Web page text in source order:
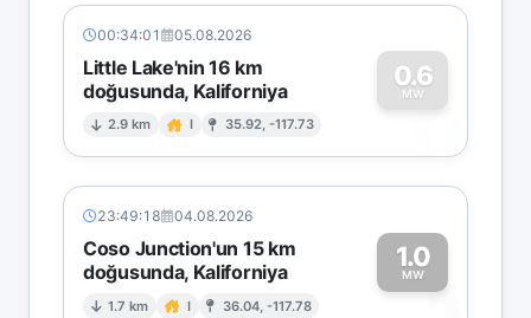
00:34:01 05.08.2026
Little Lake'nin 16 km
doğusunda, Kaliforniya
2.9 km I 35.92, -117.73
0.6
MW
0
23:49:18 04.08.2026
Coso Junction'un 15 km
doğusunda, Kaliforniya
1.7 km I 36.04, -117.78
1.0
MW